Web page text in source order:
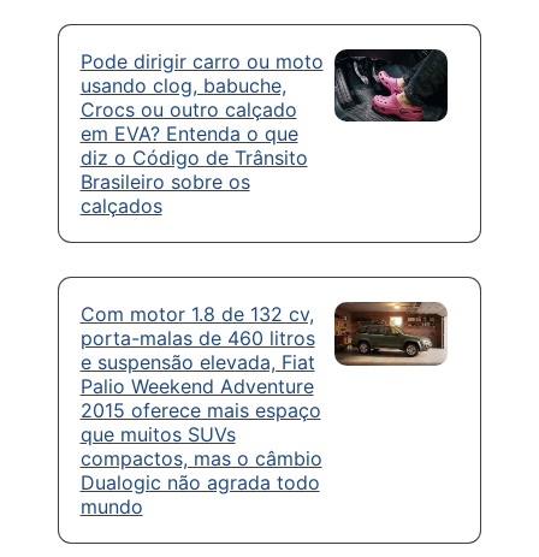
Pode dirigir carro ou moto
usando clog, babuche,
Crocs ou outro calçado
em EVA? Entenda o que
diz o Código de Trânsito
Brasileiro sobre os
calçados
Com motor 1.8 de 132 cv,
porta-malas de 460 litros
e suspensão elevada, Fiat
Palio Weekend Adventure
2015 oferece mais espaço
que muitos SUVs
compactos, mas o câmbio
Dualogic não agrada todo
mundo